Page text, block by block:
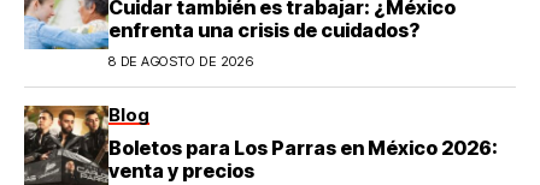
Cuidar también es trabajar: ¿México
enfrenta una crisis de cuidados?
8 DE AGOSTO DE 2026
Blog
Boletos para Los Parras en México 2026:
venta y precios